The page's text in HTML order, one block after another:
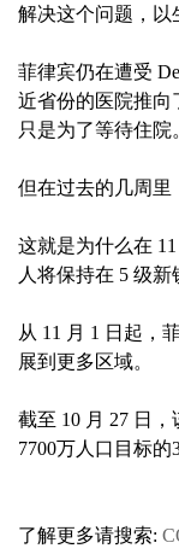
解决这个问题，以
菲律宾仍在遭受
近省份的医院推向
只是为了等待住院
但在过去的几周里
这就是为什么在
人将保持在 5 级新
从 11 月 1 日起，
展到更多区域。
截至 10 月 27 日
7700万人口目标的
了解更多请搜索: